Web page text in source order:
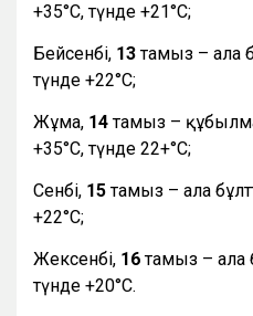
+35°С, түнде +21°С;
Бейсенбі, 13тамыз – ала
түнде +22°С;
Жұма, 14тамыз –
+35°С, түнде 22+°С;
Сенбі, 15тамыз – ала
+22°С;
Жексенбі, 16тамыз – ала
түнде +20°С.